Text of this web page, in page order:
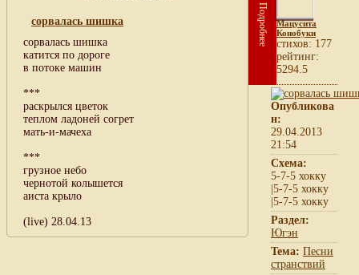
сорвалась шишка
сорвалась шишка
катится по дороге
в потоке машин
***
раскрылся цветок
теплом ладоней согрет
мать-и-мачеха
***
грузное небо
чернотой колышется
аиста крыло
(live) 28.04.13
Подробнее
Мацусита
Конобуки
cтихов: 177
рейтинг:
5294.5
Опубликова
н:
29.04.2013
21:54
Схема:
5-7-5 хокку
|5-7-5 хокку
|5-7-5 хокку
Раздел:
Югэн
Тема: Песни
странствий